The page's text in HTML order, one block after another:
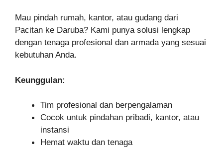
Mau pindah rumah, kantor, atau gudang dari
Pacitan ke Daruba? Kami punya solusi lengkap
dengan tenaga profesional dan armada yang sesuai
kebutuhan Anda.
Keunggulan:
Tim profesional dan berpengalaman
Cocok untuk pindahan pribadi, kantor, atau
instansi
Hemat waktu dan tenaga